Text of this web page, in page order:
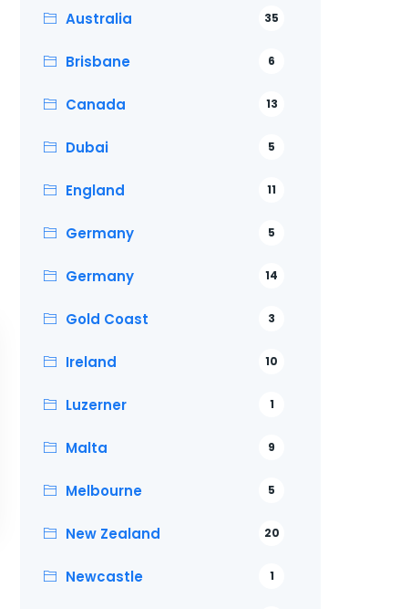
Australia 35
Brisbane 6
Canada 13
Dubai 5
England 11
Germany 5
Germany 14
Gold Coast 3
Ireland 10
Luzerner 1
Malta 9
Melbourne 5
New Zealand 20
Newcastle 1